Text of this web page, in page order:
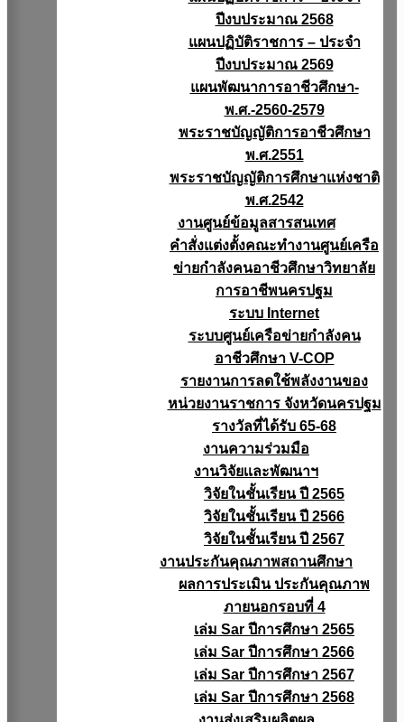
ปีงบประมาณ 2568
แผนปฏิบัติราชการ – ประจำ
ปีงบประมาณ 2569
แผนพัฒนาการอาชีวศึกษา-
พ.ศ.-2560-2579
พระราชบัญญัติการอาชีวศึกษา
พ.ศ.2551
พระราชบัญญัติการศึกษาแห่งชาติ
พ.ศ.2542
งานศูนย์ข้อมูลสารสนเทศ
คำสั่งแต่งตั้งคณะทำงานศูนย์เครือ
ข่ายกำลังคนอาชีวศึกษาวิทยาลัย
การอาชีพนครปฐม
ระบบ Internet
ระบบศูนย์เครือข่ายกำลังคน
อาชีวศึกษา V-COP
รายงานการลดใช้พลังงานของ
หน่วยงานราชการ จังหวัดนครปฐม
รางวัลที่ได้รับ 65-68
งานความร่วมมือ
งานวิจัยเเละพัฒนาฯ
วิจัยในชั้นเรียน ปี 2565
วิจัยในชั้นเรียน ปี 2566
วิจัยในชั้นเรียน ปี 2567
งานประกันคุณภาพสถานศึกษา
ผลการประเมิน ประกันคุณภาพ
ภายนอกรอบที่ 4
เล่ม Sar ปีการศึกษา 2565
เล่ม Sar ปีการศึกษา 2566
เล่ม Sar ปีการศึกษา 2567
เล่ม Sar ปีการศึกษา 2568